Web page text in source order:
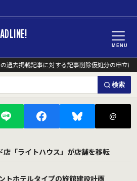
MENU
去掲載記事に対する記事削除仮処分の申立につ
検索
@
店「ライトハウス」が店舗を移転
トホテルタイプの旅館建設計画